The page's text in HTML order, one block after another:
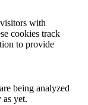
with
cookies track
to provide
being analyzed
as yet.